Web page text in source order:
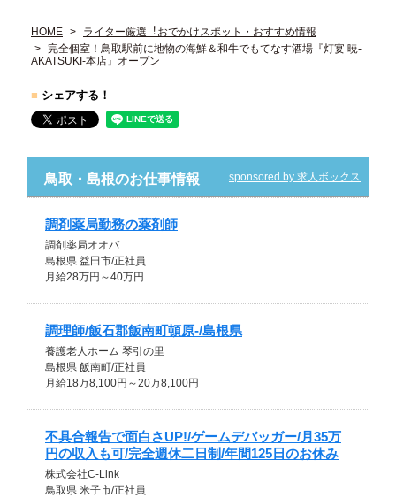
HOME
ライター厳選︕おでかけスポット・おすすめ情報
完全個室！鳥取駅前に地物の海鮮＆和牛でもてなす酒場『灯宴 暁-
AKATSUKI-本店』オープン
■ シェアする！
鳥取・島根のお仕事情報 sponsored by 求人ボックス
調剤薬局勤務の薬剤師
調剤薬局オオバ
島根県 益田市/正社員
月給28万円～40万円
調理師/飯石郡飯南町頓原-/島根県
養護老人ホーム 琴引の里
島根県 飯南町/正社員
月給18万8,100円～20万8,100円
不具合報告で面白さUP!/ゲームデバッガー/月35万
円の収入も可/完全週休二日制/年間125日のお休み
株式会社C-Link
鳥取県 米子市/正社員